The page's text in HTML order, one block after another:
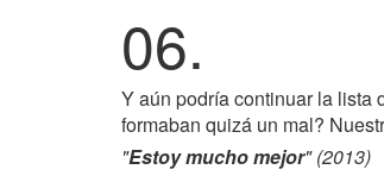
06.
Y aún podría continuar la lista
formaban quizá un mal?
"Estoy mucho mejor" (2013)